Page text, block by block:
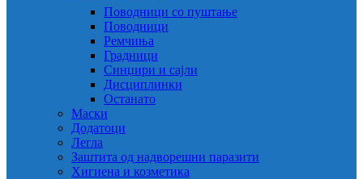
Поводници со пуштање
Поводници
Ремчиња
Градници
Синџири и сајли
Дисциплинки
Останато
Маски
Додатоци
Легла
Заштита од надворешни паразити
Хигиена и козметика